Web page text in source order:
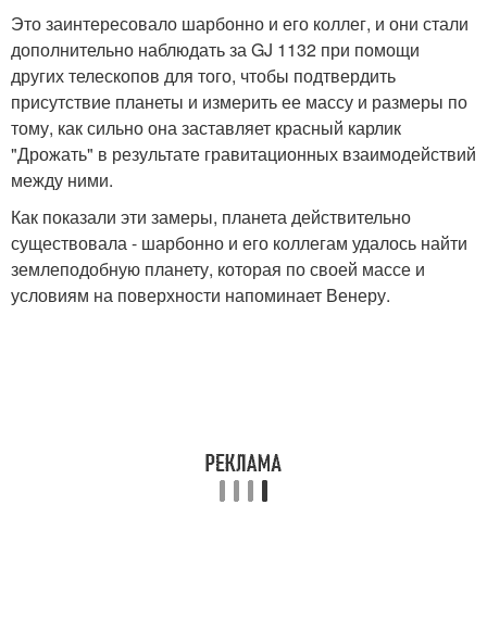
Это заинтересовало шарбонно и его коллег, и они стали
дополнительно наблюдать за GJ 1132 при помощи
других телескопов для того, чтобы подтвердить
присутствие планеты и измерить ее массу и размеры по
тому, как сильно она заставляет красный карлик
"Дрожать" в результате гравитационных взаимодействий
между ними.
Как показали эти замеры, планета действительно
существовала - шарбонно и его коллегам удалось найти
землеподобную планету, которая по своей массе и
условиям на поверхности напоминает Венеру.